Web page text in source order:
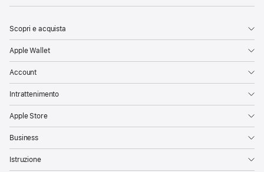
Scopri e acquista
Apple Wallet
Account
Intrattenimento
Apple Store
Business
Istruzione